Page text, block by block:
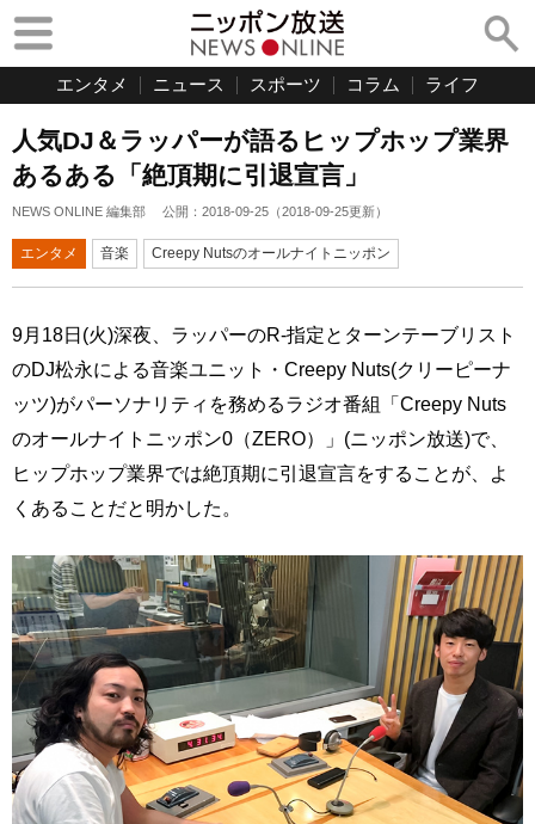
エンタメ ニュース スポーツ コラム ライフ
人気DJ＆ラッパーが語るヒップホップ業界
あるある「絶頂期に引退宣言」
NEWS ONLINE 編集部 公開： 2018-09-25 （2018-09-25更新）
エンタメ 音楽 Creepy Nutsのオールナイトニッポン
9月18日(火)深夜、ラッパーのR-指定とターンテーブリスト
のDJ松永による音楽ユニット・Creepy Nuts(クリーピーナ
ッツ)がパーソナリティを務めるラジオ番組「Creepy Nuts
のオールナイトニッポン0（ZERO）」(ニッポン放送)で、
ヒップホップ業界では絶頂期に引退宣言をすることが、よ
くあることだと明かした。